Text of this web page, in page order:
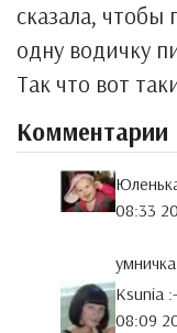
сказала,
одну водичку
Так что вот
Комментарии
08:33
Ksunia
08:09